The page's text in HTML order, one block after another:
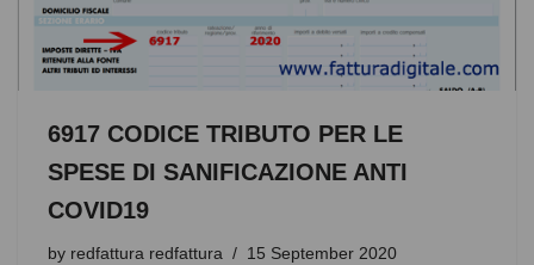
6917 CODICE TRIBUTO PER LE
SPESE DI SANIFICAZIONE ANTI
COVID19
by redfattura redfattura 15 September 2020